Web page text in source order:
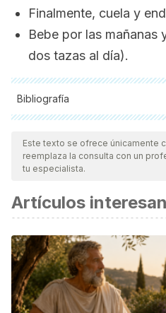
Finalmente, cuela y
Bebe por las mañanas
dos tazas al día).
Bibliografía
Todas las fuentes citadas
nuestro equipo, para asegurar
vigencia y validez.La
científica.
Tos.https://medlineplus.gov/
Atragantamiento y maniobra
https://
Este texto se ofrece únicamente
reemplaza la consulta con un
tu especialista.
Artículos